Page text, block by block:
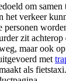
om samen
het verkeer
personen
zit
maar ook
met
als